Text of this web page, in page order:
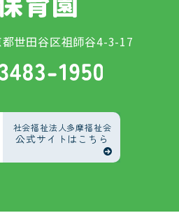
世田谷区祖師谷4-3-17
社会福祉法人多摩福祉会
公式サイトはこちら